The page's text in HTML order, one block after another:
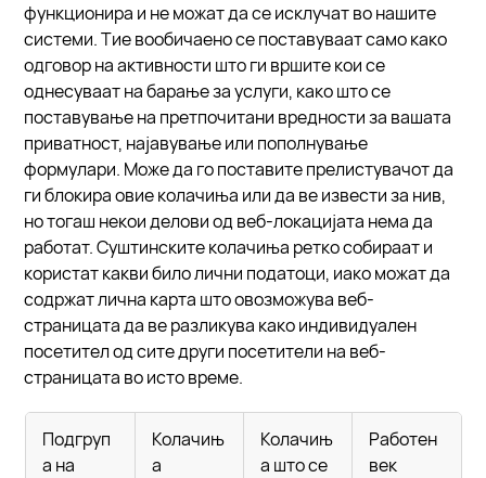
функционира и не можат да се исклучат во нашите
системи. Тие вообичаено се поставуваат само како
одговор на активности што ги вршите кои се
однесуваат на барање за услуги, како што се
поставување на претпочитани вредности за вашата
приватност, најавување или пополнување
формулари. Може да го поставите прелистувачот да
ги блокира овие колачиња или да ве извести за нив,
но тогаш некои делови од веб-локацијата нема да
работат. Суштинските колачиња ретко собираат и
користат какви било лични податоци, иако можат да
содржат лична карта што овозможува веб-
страницата да ве разликува како индивидуален
посетител од сите други посетители на веб-
страницата во исто време.
Подгруп
а на
Колачињ
а
Колачињ
а што се
Работен
век